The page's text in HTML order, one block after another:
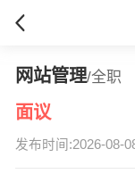
网站管理/全职
面议
发布时间:2026-08-